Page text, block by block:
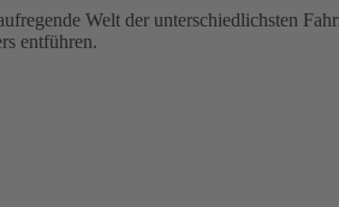
Welt der unterschiedlichsten
entführen.